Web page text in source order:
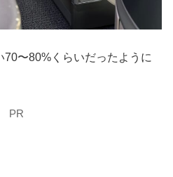
〜80%くらいだったように
PR